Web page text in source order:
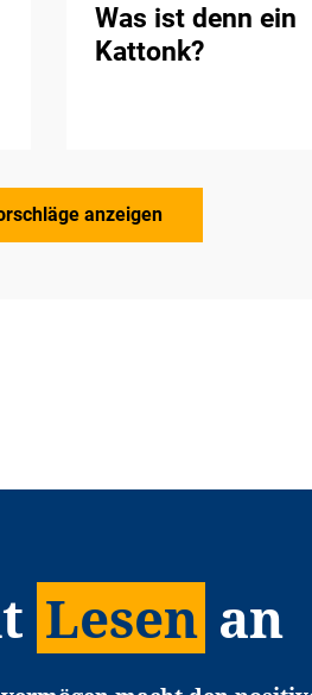
Was ist denn ein
Kattonk?
anzeigen
Lesen an